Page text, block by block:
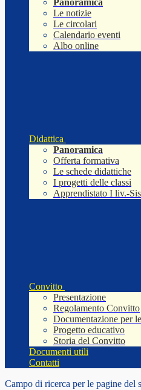
Panoramica
Le notizie
Le circolari
Calendario eventi
Albo online
Didattica
Panoramica
Offerta formativa
Le schede didattiche
I progetti delle classi
Apprendistato I liv.-
Convitto
Presentazione
Regolamento Convitto
Documentazione per
Progetto educativo
Storia del Convitto
Documenti utili
Contatti
Campo di ricerca per le pagine del